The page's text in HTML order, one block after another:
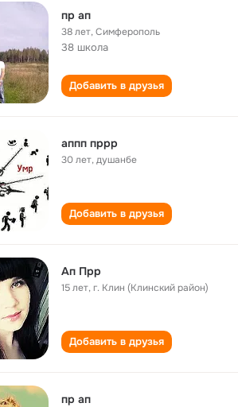
пр ап
38 лет,Симферополь
38 школа
Добавить в друзья
аппп пррр
30 лет,душанбе
Добавить в друзья
Ап Прр
15 лет,г. Клин (Клинский район)
Добавить в друзья
пр ап